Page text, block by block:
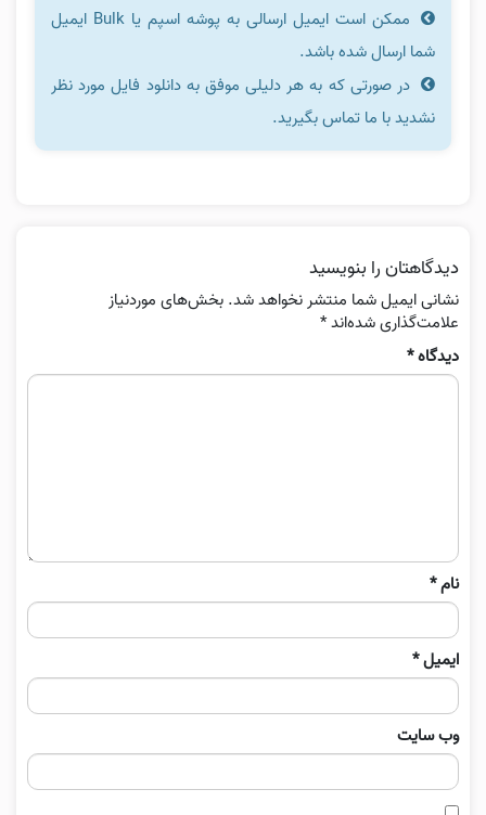
ممکن است ایمیل ارسالی به پوشه اسپم یا Bulk ایمیل
شما ارسال شده باشد.
در صورتی که به هر دلیلی موفق به دانلود فایل مورد نظر
نشدید با ما تماس بگیرید.
دیدگاهتان را بنویسید
نشانی ایمیل شما منتشر نخواهد شد. بخش‌های موردنیاز
علامت‌گذاری شده‌اند*
دیدگاه*
نام*
ایمیل*
وب‌ سایت